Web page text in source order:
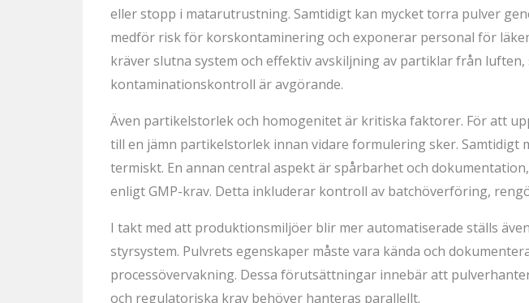
eller stopp i matarutrustning. Samtidigt kan mycket torra pulver
medför risk för korskontaminering och exponerar personal för
kräver slutna system och effektiv avskiljning av partiklar från
kontaminationskontroll är avgörande.
Även partikelstorlek och homogenitet är kritiska faktorer. För att
till en jämn partikelstorlek innan vidare formulering sker. Samtidigt
termiskt. En annan central aspekt är spårbarhet och
enligt GMP-krav. Detta inkluderar kontroll av batchöverföring,
I takt med att produktionsmiljöer blir mer automatiserade ställs
styrsystem. Pulvrets egenskaper måste vara kända och
processövervakning. Dessa förutsättningar innebär att
och regulatoriska krav behöver hanteras parallellt.